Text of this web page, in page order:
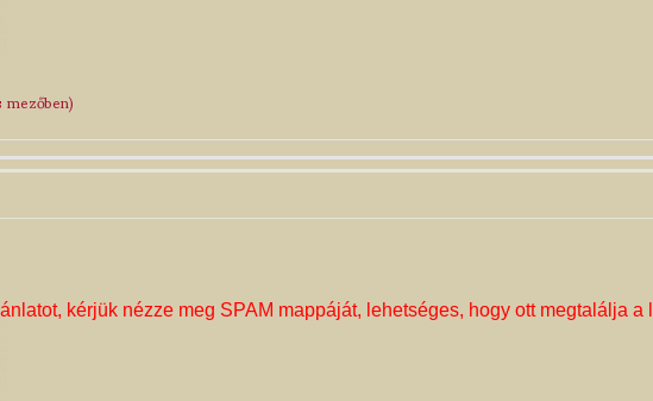
kérjük nézze meg SPAM mappáját, lehetséges, hogy ott megtalálja a